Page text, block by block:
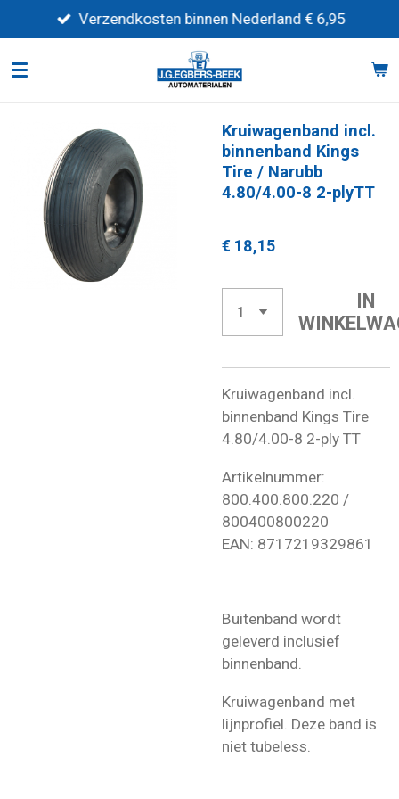
direct
naar
Verzendkosten binnen Nederland € 6,95
Kruiwagenband incl.
binnenband Kings
Tire / Narubb
4.80/4.00-8 2-plyTT
€ 18,15
IN
Kruiwagenband incl.
binnenband Kings Tire
4.80/4.00-8 2-ply TT
Artikelnummer:
800.400.800.220 /
800400800220
EAN: 8717219329861
Buitenband wordt
geleverd inclusief
binnenband.
Kruiwagenband met
lijnprofiel. Deze band is
niet tubeless.